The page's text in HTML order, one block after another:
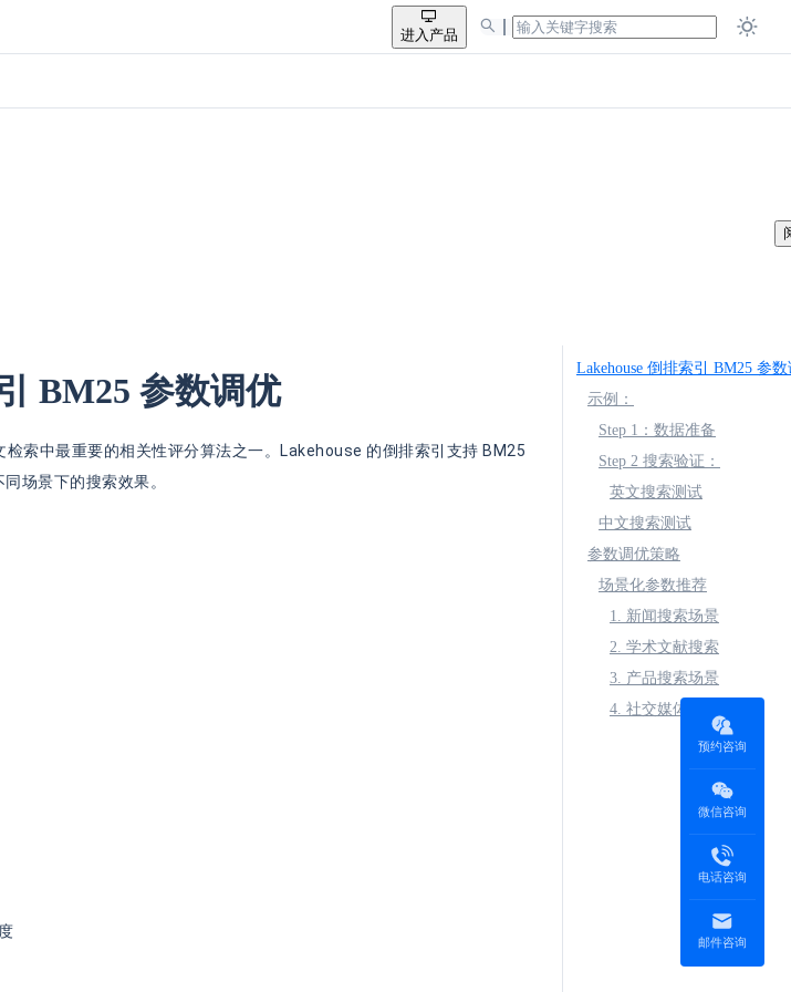
进入产品
BM25 参数调优
索中最重要的相关性评分算法之一。Lakehouse 的倒排索引支持 BM25
场景下的搜索效果。
Lakehouse 倒排索引 BM25 参
示例：
Step 1：数据准备
Step 2 搜索验证：
英文搜索测试
中文搜索测试
参数调优策略
场景化参数推荐
1. 新闻搜索场景
2. 学术文献搜索
3. 产品搜索场景
4. 社交媒体搜索
预约咨询
微信咨询
电话咨询
邮件咨询